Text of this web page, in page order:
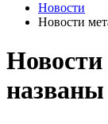
Новости
Новости